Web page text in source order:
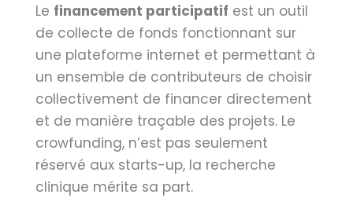
Le financement participatif est un outil
de collecte de fonds fonctionnant sur
une plateforme internet et permettant à
un ensemble de contributeurs de choisir
collectivement de financer directement
et de manière traçable des projets. Le
crowfunding, n’est pas seulement
réservé aux starts-up, la recherche
clinique mérite sa part.